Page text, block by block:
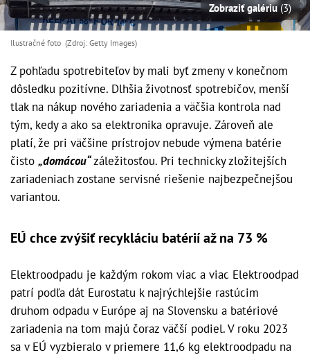
Zobraziť galériu(3)
Ilustračné foto (Zdroj: Getty Images)
Z pohľadu spotrebiteľov by mali byť zmeny v konečnom
dôsledku pozitívne. Dlhšia životnosť spotrebičov, menší
tlak na nákup nového zariadenia a väčšia kontrola nad
tým, kedy a ako sa elektronika opravuje. Zároveň ale
platí, že pri väčšine prístrojov nebude výmena batérie
čisto „domácou“záležitosťou. Pri technicky zložitejších
zariadeniach zostane servisné riešenie najbezpečnejšou
variantou.
EÚ chce zvýšiť recykláciu batérií až na 73 %
Elektroodpadu je každým rokom viac a viac Elektroodpad
patrí podľa dát Eurostatu k najrýchlejšie rastúcim
druhom odpadu v Európe aj na Slovensku a batériové
zariadenia na tom majú čoraz väčší podiel. V roku 2023
sa v EÚ vyzbieralo v priemere 11,6 kg elektroodpadu na